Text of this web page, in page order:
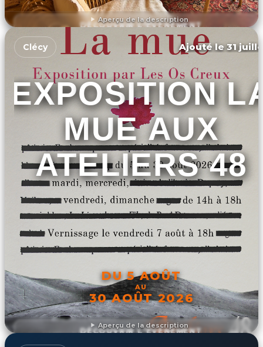
Aperçu de la description
DÉCOUVRIR L'ÉVÉNEMENT
Aperçu de la description
Clécy Ajouté le 31
EXPOSITION
MUE AUX
ATELIERS 48
DU 5 AOÛT
AU
30 AOÛT 2026
DÉCOUVRIR L'ÉVÉNEMENT